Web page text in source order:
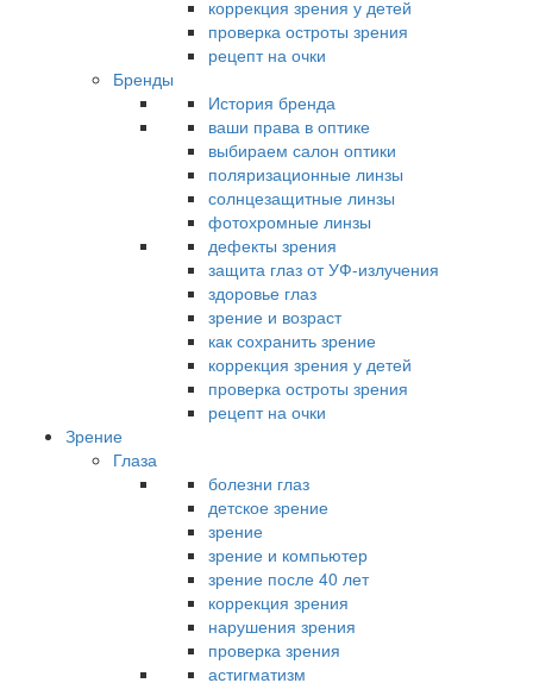
коррекция зрения у детей
проверка остроты зрения
рецепт на очки
Бренды
История бренда
ваши права в оптике
выбираем салон оптики
поляризационные линзы
солнцезащитные линзы
фотохромные линзы
дефекты зрения
защита глаз от УФ-излучения
здоровье глаз
зрение и возраст
как сохранить зрение
коррекция зрения у детей
проверка остроты зрения
рецепт на очки
Зрение
Глаза
болезни глаз
детское зрение
зрение
зрение и компьютер
зрение после 40 лет
коррекция зрения
нарушения зрения
проверка зрения
астигматизм